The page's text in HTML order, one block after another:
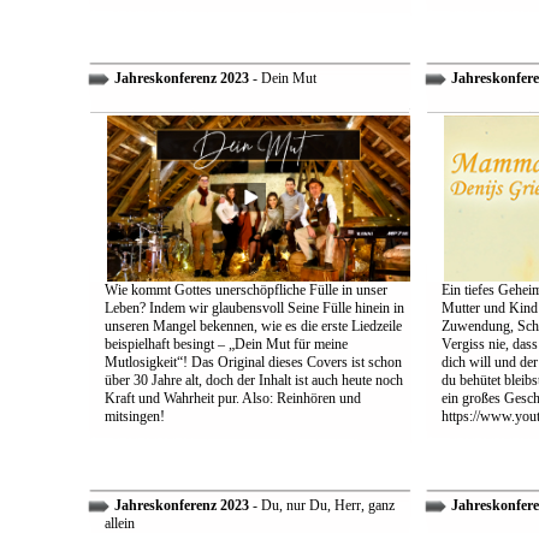
Jahreskonferenz 2023- Dein Mut
Wie kommt Gottes unerschöpfliche Fülle in unser
Leben? Indem wir glaubensvoll Seine Fülle hinein in
unseren Mangel bekennen, wie es die erste Liedzeile
beispielhaft besingt – „Dein Mut für meine
Mutlosigkeit“! Das Original dieses Covers ist schon
über 30 Jahre alt, doch der Inhalt ist auch heute noch
Kraft und Wahrheit pur. Also: Reinhören und
mitsingen!
Ein tiefes
Mutter und
Zuwendung,
Vergiss nie,
dich will und der
du behütet
ein großes
https://
Jahreskonferenz 2023- Du, nur Du, Herr, ganz
allein